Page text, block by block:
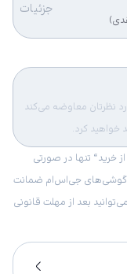
جزئیات
نظرتان معاوضه می‌کند
خواهید کرد.
خرید“ تنها در صورتی
گوشی‌های جی‌اس‌ام ضمانت
بعد از مهلت قانونی